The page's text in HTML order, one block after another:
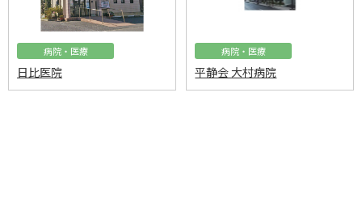
病院・医療
日比医院
病院・医療
平静会 大村病院